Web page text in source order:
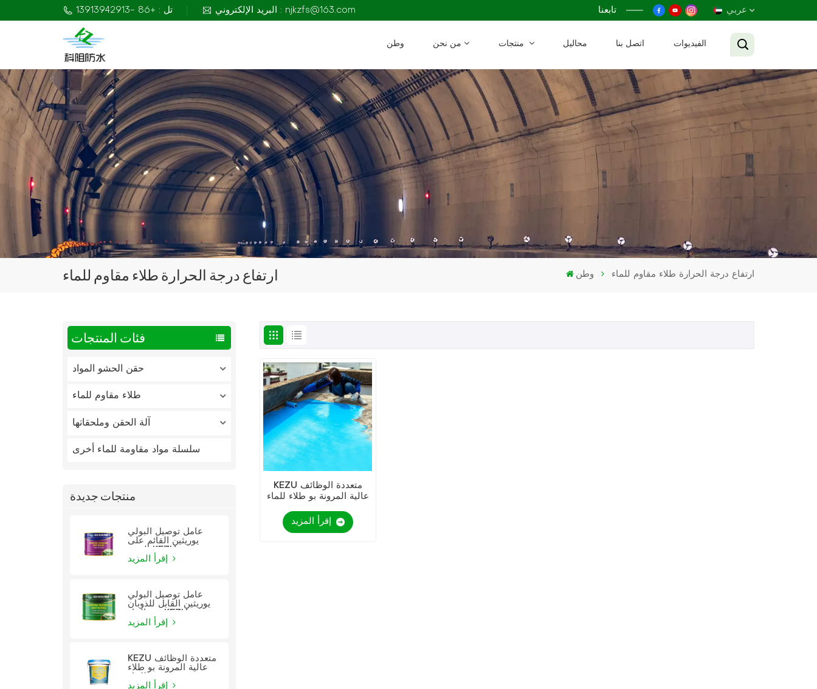
تل : +86 -13913942913 البريد الإلكتروني : njkzfs@163.com تابعنا عربي
Français
Русский
وطن من نحن محاليل اتصل بنا الفيديوات
ارتفاع درجة الحرارة طلاء مقاوم للماء وطن ارتفاع درجة الحرارة طلاء مقاوم للماء
فئات المنتجات
حقن الحشو المواد
طلاء مقاوم للماء
آلة الحقن وملحقاتها
سلسلة مواد مقاومة للماء أخرى
منتجات جديدة
عامل توصيل البولي
يوريثين القائم على
عامل توصيل البولي
يوريثين القابل للذوبان
KEZU متعددة الوظائف
عالية المرونة بو طلاء
KEZU متعددة الوظائف
عالية المرونة بو طلاء للماء
إقرأ المزيد